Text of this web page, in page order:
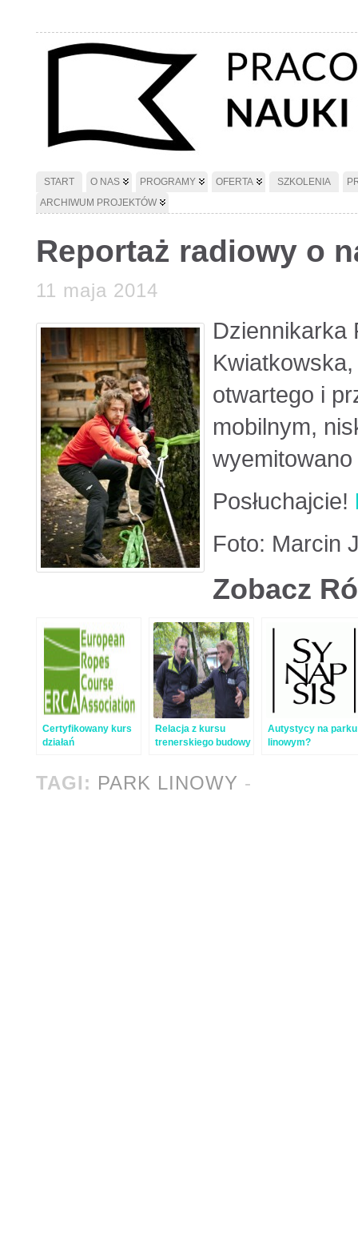
START O NAS PROGRAMY OFERTA SZKOLENIA
ARCHIWUM PROJEKTÓW
Reportaż radiowy o
11 maja 2014
Dziennikarka
otwartego i
mobilnym,
Posłuchajcie!
Foto: Marcin
Zobacz
Certyfikowany kurs
działań
linowym!
Relacja z kursu
trenerskiego budowy
Autystycy na parku
linowym?
TAGI: PARK LINOWY -